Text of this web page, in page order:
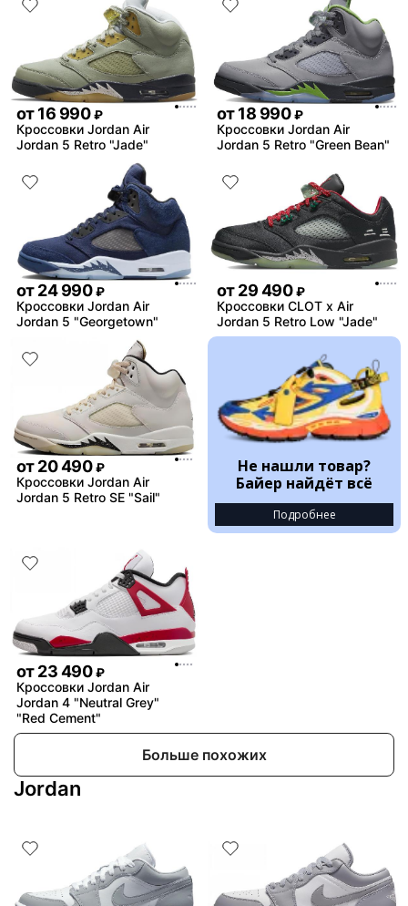
от16 990 ₽
Кроссовки Jordan Air
Jordan 5 Retro "Jade"
от18 990 ₽
Кроссовки Jordan Air
Jordan 5 Retro "Green Bean"
от24 990 ₽
Кроссовки Jordan Air
Jordan 5 "Georgetown"
от29 490 ₽
Кроссовки CLOT x Air
Jordan 5 Retro Low "Jade"
от20 490 ₽
Кроссовки Jordan Air
Jordan 5 Retro SE "Sail"
Не нашли товар?
Байер найдёт всё
Подробнее
от23 490 ₽
Кроссовки Jordan Air
Jordan 4 "Neutral Grey"
"Red Cement"
Больше похожих
Jordan